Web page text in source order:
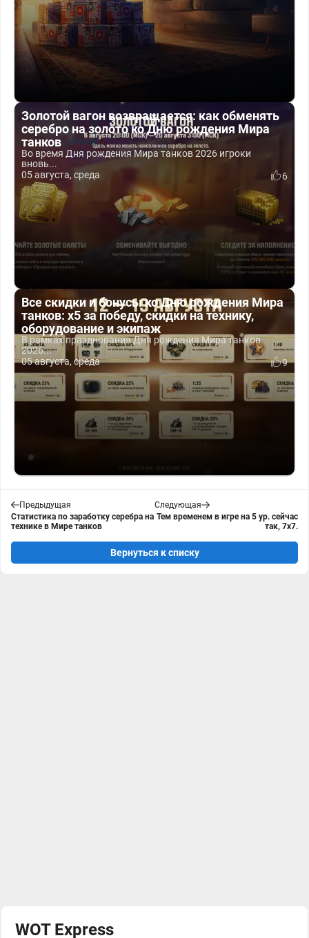
Золотой вагон возвращается: как обменять
серебро на золото ко Дню рождения Мира
танков
Во время Дня рождения Мира танков 2026 игроки
вновь...
05 августа, среда
6
Все скидки и бонусы ко Дню рождения Мира
танков: x5 за победу, скидки на технику,
оборудование и экипаж
В рамках празднования Дня рождения Мира танков
2026...
05 августа, среда
9
Предыдущая
Статистика по заработку серебра на
технике в Мире танков
Следующая
Тем временем в игре на 5 ур. сейчас
так, 7x7.
Вернуться к списку
WOT Express